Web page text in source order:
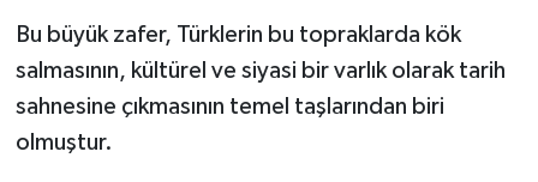
Bu büyük zafer, Türklerin bu topraklarda kök
salmasının, kültürel ve siyasi bir varlık olarak tarih
sahnesine çıkmasının temel taşlarından biri
olmuştur.